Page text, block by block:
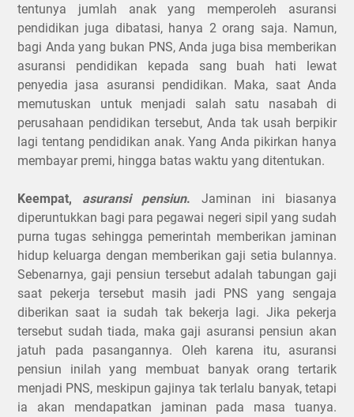
tentunya jumlah anak yang memperoleh asuransi
pendidikan juga dibatasi, hanya 2 orang saja. Namun,
bagi Anda yang bukan PNS, Anda juga bisa memberikan
asuransi pendidikan kepada sang buah hati lewat
penyedia jasa asuransi pendidikan. Maka, saat Anda
memutuskan untuk menjadi salah satu nasabah di
perusahaan pendidikan tersebut, Anda tak usah berpikir
lagi tentang pendidikan anak. Yang Anda pikirkan hanya
membayar premi, hingga batas waktu yang ditentukan.
Keempat, asuransi pensiun. Jaminan ini biasanya
diperuntukkan bagi para pegawai negeri sipil yang sudah
purna tugas sehingga pemerintah memberikan jaminan
hidup keluarga dengan memberikan gaji setia bulannya.
Sebenarnya, gaji pensiun tersebut adalah tabungan gaji
saat pekerja tersebut masih jadi PNS yang sengaja
diberikan saat ia sudah tak bekerja lagi. Jika pekerja
tersebut sudah tiada, maka gaji asuransi pensiun akan
jatuh pada pasangannya. Oleh karena itu, asuransi
pensiun inilah yang membuat banyak orang tertarik
menjadi PNS, meskipun gajinya tak terlalu banyak, tetapi
ia akan mendapatkan jaminan pada masa tuanya.